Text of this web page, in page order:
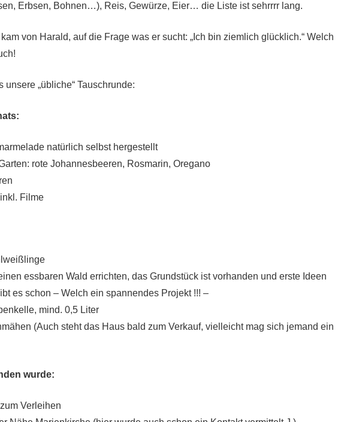
Erbsen, Bohnen…), Reis, Gewürze, Eier… die Liste ist sehrrrr lang.
von Harald, auf die Frage was er sucht: „Ich bin ziemlich glücklich.“ Welch
unsere „übliche“ Tauschrunde:
natürlich selbst hergestellt
rote Johannesbeeren, Rosmarin, Oregano
Filme
essbaren Wald errichten, das Grundstück ist vorhanden und erste Ideen
es schon – Welch ein spannendes Projekt !!! –
mind. 0,5 Liter
(Auch steht das Haus bald zum Verkauf, vielleicht mag sich jemand ein
wurde:
Verleihen